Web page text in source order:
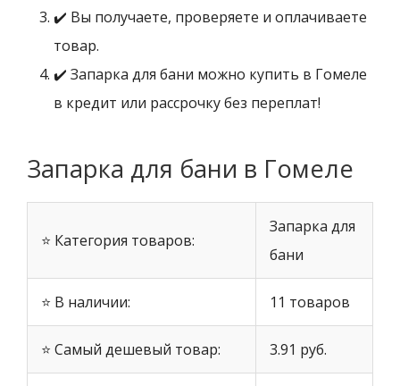
✔️ Вы получаете, проверяете и оплачиваете
товар.
✔️ Запарка для бани можно купить в Гомеле
в кредит или рассрочку без переплат!
Запарка для бани в Гомеле
⭐ Категория товаров:
Запарка для
бани
⭐ В наличии: 11 товаров
⭐ Самый дешевый товар: 3.91 руб.